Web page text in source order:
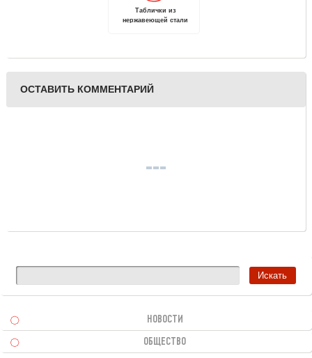
Таблички из
нержавеющей стали
ОСТАВИТЬ КОММЕНТАРИЙ
НОВОСТИ
ОБЩЕСТВО